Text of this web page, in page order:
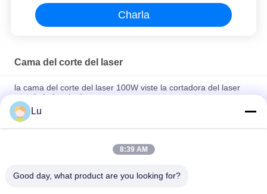
Charla
Cama del corte del laser
la cama del corte del laser 100W viste la cortadora del laser
para la industria de ropa
Cortador de alta velocidad del laser de la cama plana cortador
del laser de 100 vatios para la tela del saco hinchable
Cortadora industrial del laser de la fibra del CNC de la
Lu
8:39 AM
Good day, what product are you looking for?